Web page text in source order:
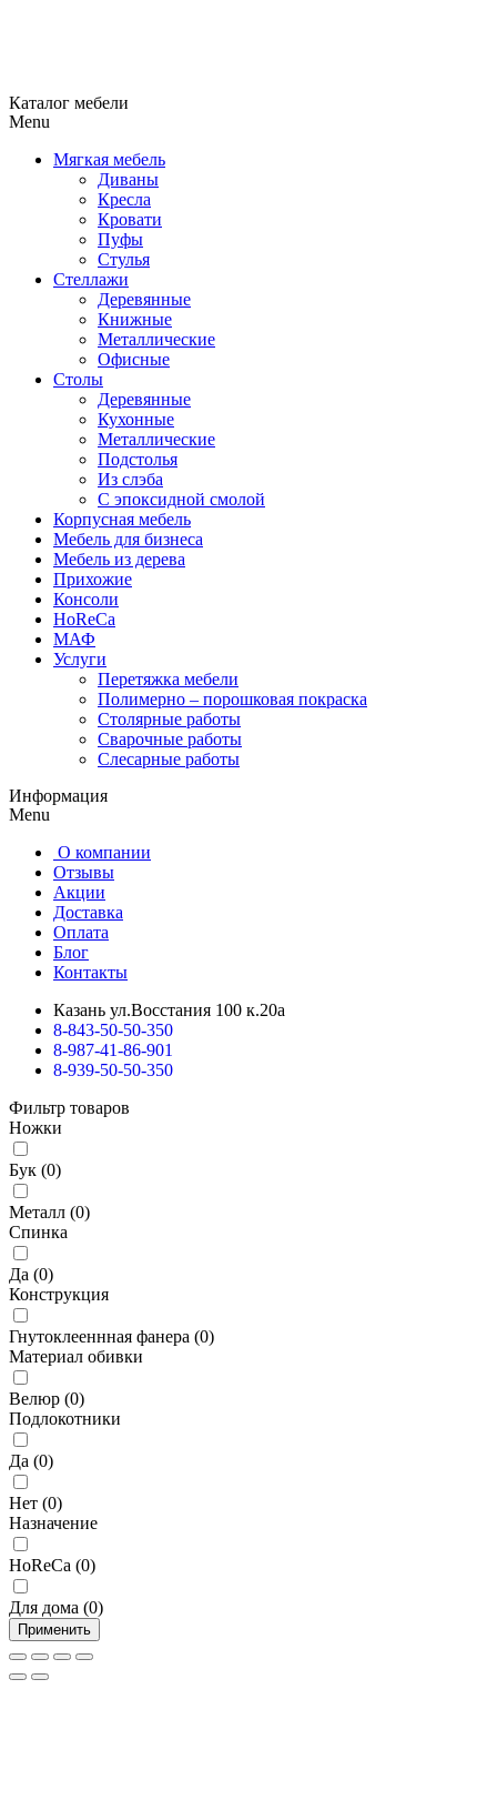
Каталог мебели
Menu
Мягкая мебель
Диваны
Кресла
Кровати
Пуфы
Стулья
Стеллажи
Деревянные
Книжные
Металлические
Офисные
Столы
Деревянные
Кухонные
Металлические
Подстолья
Из слэба
С эпоксидной смолой
Корпусная мебель
Мебель для бизнеса
Мебель из дерева
Прихожие
Консоли
HoReCa
МАФ
Услуги
Перетяжка мебели
Полимерно – порошковая покраска
Столярные работы
Сварочные работы
Слесарные работы
Информация
Menu
О компании
Отзывы
Акции
Доставка
Оплата
Блог
Контакты
Казань ул.Восстания 100 к.20а
8-843-50-50-350
8-987-41-86-901
8-939-50-50-350
Фильтр товаров
Ножки
Бук (0)
Металл (0)
Спинка
Да (0)
Конструкция
Гнутоклееннная фанера (0)
Материал обивки
Велюр (0)
Подлокотники
Да (0)
Нет (0)
Назначение
HoReCa (0)
Для дома (0)
Применить